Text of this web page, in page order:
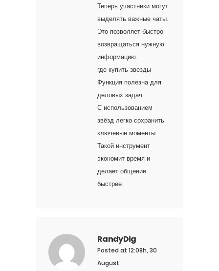
Теперь участники могут
выделять важные чаты.
Это позволяет быстро
возвращаться нужную
информацию.
где купить звезды
Функция полезна для
деловых задач.
С использованием
звёзд легко сохранить
ключевые моменты.
Такой инструмент
экономит время и
делает общение
быстрее.
RandyDig
Posted at 12:08h, 30
August